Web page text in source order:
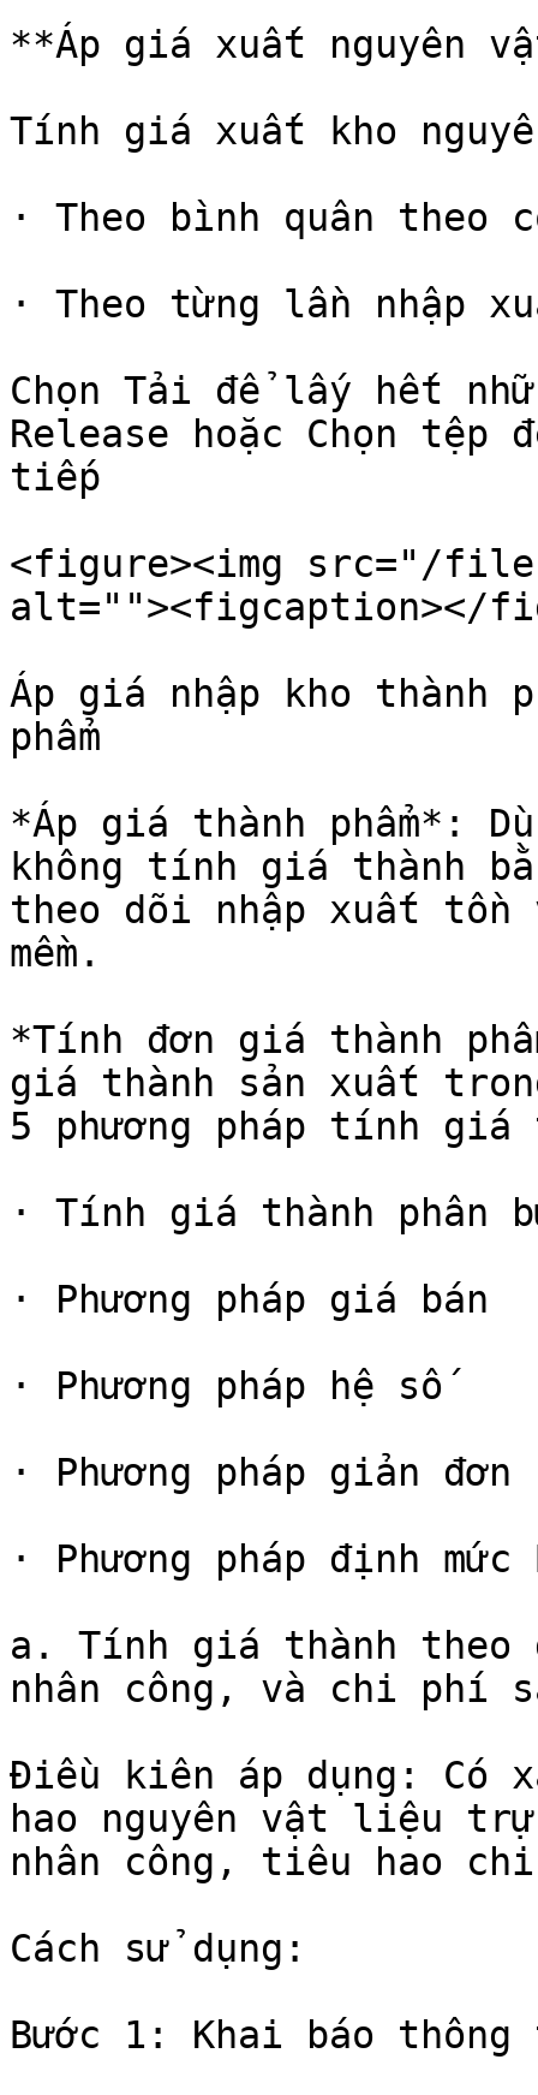
**Áp giá xuất nguyên
Tính giá xuất kho
· Theo bình quân theo
· Theo từng lần nhập
Chọn Tải để lấy hết
Release hoặc Chọn
tiếp
<figure><img src="/files/
alt=""><figcaption></
Áp giá nhập kho thành
phẩm
*Áp giá thành phẩm*:
không tính giá thành
theo dõi nhập xuất tồn
mềm.
*Tính đơn giá thành
giá thành sản xuất
5 phương pháp tính giá
· Tính giá thành phân
· Phương pháp giá bán
· Phương pháp hệ số
· Phương pháp giản đơn
· Phương pháp định mức
a. Tính giá thành theo
nhân công, và chi phí
Điều kiên áp dụng: Có
hao nguyên vật liệu
nhân công, tiêu hao
Cách sử dụng:
Bước 1: Khai báo thông